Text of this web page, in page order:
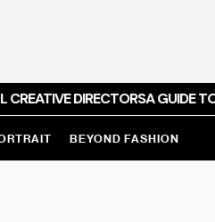
DIRECTORSA GUIDE TO
BEYOND FASHION